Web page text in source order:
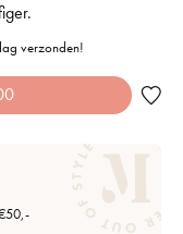
verzonden!